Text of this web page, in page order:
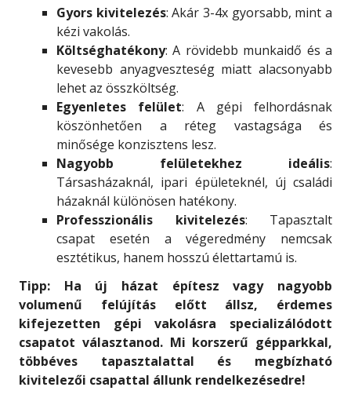
Gyors kivitelezés: Akár 3-4x gyorsabb, mint a
kézi vakolás.
Költséghatékony: A rövidebb munkaidő és a
kevesebb anyagveszteség miatt alacsonyabb
lehet az összköltség.
Egyenletes felület: A gépi felhordásnak
köszönhetően a réteg vastagsága és
minősége konzisztens lesz.
Nagyobb felületekhez ideális:
Társasházaknál, ipari épületeknél, új családi
házaknál különösen hatékony.
Professzionális kivitelezés: Tapasztalt
csapat esetén a végeredmény nemcsak
esztétikus, hanem hosszú élettartamú is.
Tipp: Ha új házat építesz vagy nagyobb
volumenű felújítás előtt állsz, érdemes
kifejezetten gépi vakolásra specializálódott
csapatot választanod. Mi korszerű gépparkkal,
többéves tapasztalattal és megbízható
kivitelezői csapattal állunk rendelkezésedre!